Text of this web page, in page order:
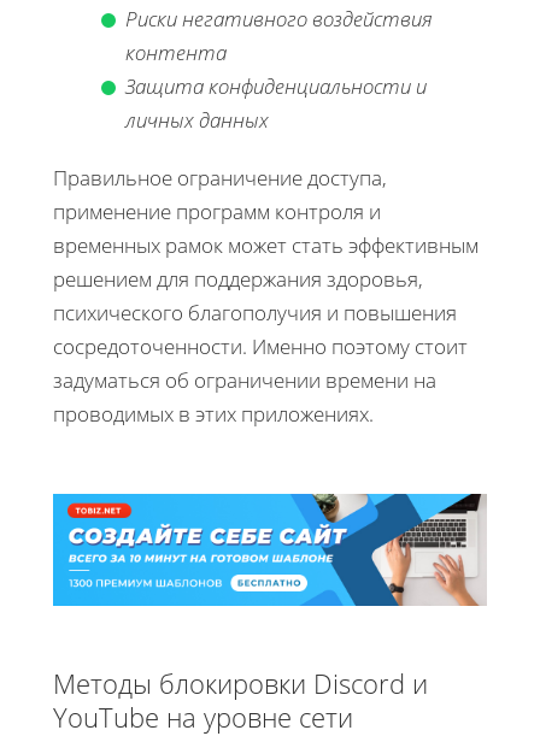
Риски негативного воздействия
контента
Защита конфиденциальности и
личных данных
Правильное ограничение доступа,
применение программ контроля и
временных рамок может стать эффективным
решением для поддержания здоровья,
психического благополучия и повышения
сосредоточенности. Именно поэтому стоит
задуматься об ограничении времени на
проводимых в этих приложениях.
Методы блокировки Discord и
YouTube на уровне сети